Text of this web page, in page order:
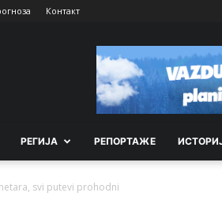
Контакт
РEГИЈА РEПОРТАЖE
svi putevi prohodni